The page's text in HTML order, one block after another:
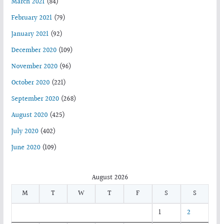
February 2021(79)
January 2021(92)
December 2020(109)
November 2020(96)
October 2020(221)
September 2020(268)
August 2020(425)
July 2020(402)
June 2020(109)
August 2026
M
T W T F S
S
1
2